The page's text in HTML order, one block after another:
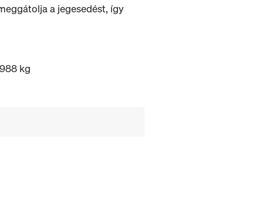
a jegesedést, így
kg